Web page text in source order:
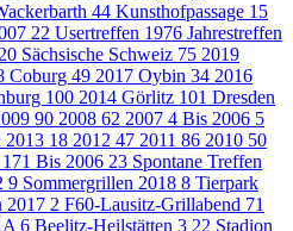
44 Kunsthofpassage 15
22 Usertreffen 1976 Jahrestreffen
Sächsische Schweiz 75 2019
Coburg 49 2017 Oybin 34 2016
100 2014 Görlitz 101 Dresden
90 2008 62 2007 4 Bis 2006 5
2013 18 2012 47 2011 86 2010 50
171 Bis 2006 23 Spontane Treffen
9 Sommergrillen 2018 8 Tierpark
2017 2 F60-Lausitz-Grillabend 71
6 Beelitz-Heilstätten 3 22 Stadion